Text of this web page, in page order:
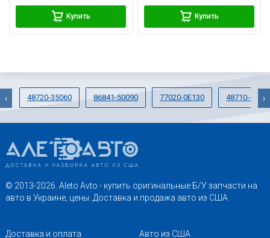
Купить Купить
48720-35060 86841-50090 77020-0E130 48710-48020
‹ ›
© 2013-2026. Aleto Avto - купить оригинальные Б/У запчасти на
авто в Украине, цены. Доставка и продажа авто из США
Доставка и оплата
Авто из США